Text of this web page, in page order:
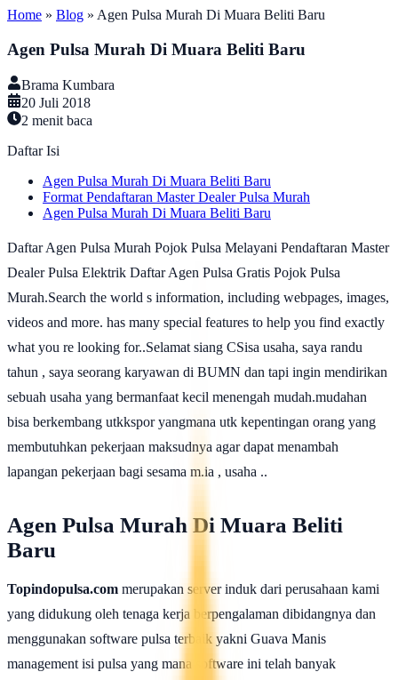
Home » Blog » Agen Pulsa Murah Di Muara Beliti Baru
Agen Pulsa Murah Di Muara Beliti Baru
Brama Kumbara
20 Juli 2018
2 menit baca
Daftar Isi
Agen Pulsa Murah Di Muara Beliti Baru
Format Pendaftaran Master Dealer Pulsa Murah
Agen Pulsa Murah Di Muara Beliti Baru
Daftar Agen Pulsa Murah Pojok Pulsa Melayani Pendaftaran Master
Dealer Pulsa Elektrik Daftar Agen Pulsa Gratis Pojok Pulsa
Murah.Search the world s information, including webpages, images,
videos and more. has many special features to help you find exactly
what you re looking for..Selamat siang CSisa usaha, saya randu
tahun , saya seorang karyawan di BUMN dan tapi ingin mendirikan
sebuah usaha yang bermanfaat kecil menengah mudah.mudahan
bisa berkembang utkkspor yangmana utk kepentingan orang yang
membutuhkan pekerjaan maksudnya agar dapat menambah
lapangan pekerjaan bagi sesama m.ia , usaha ..
Agen Pulsa Murah Di Muara Beliti
Baru
Topindopulsa.com merupakan server induk dari perusahaan kami
yang didukung oleh tenaga kerja berpengalaman dibidangnya dan
menggunakan software pulsa terbaik yakni Guava Manis
management isi pulsa yang mana software ini telah banyak